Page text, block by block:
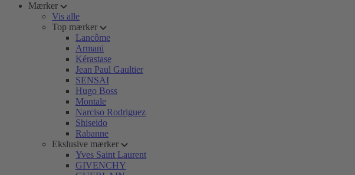
Mærker
Vis alle
Top mærker
Lancôme
Armani
Kérastase
Jean Paul Gaultier
SENSAI
Hugo Boss
Montale
Narciso Rodriguez
Shiseido
Rabanne
Ekslusive mærker
Yves Saint Laurent
GIVENCHY